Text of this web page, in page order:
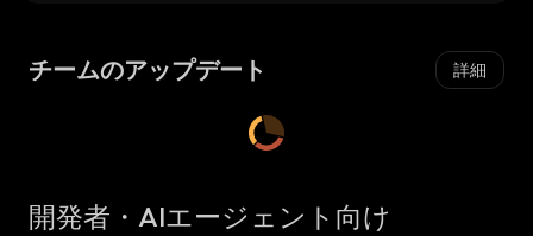
チームのアップデート 詳細
開発者・AIエージェント向け